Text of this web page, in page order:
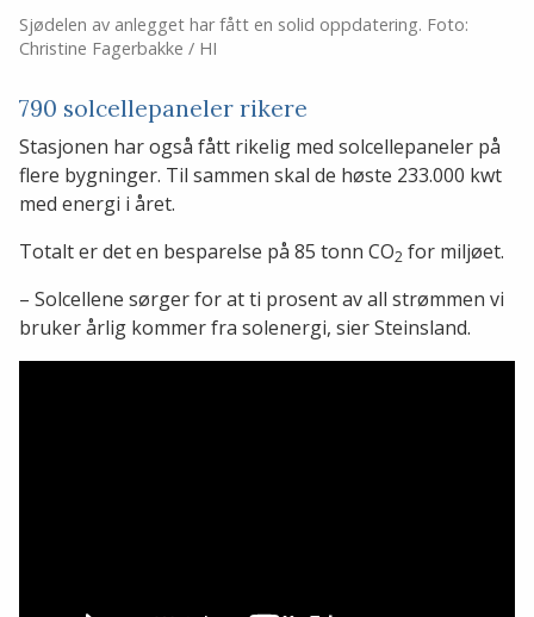
Sjødelen av anlegget har fått en solid oppdatering. Foto:
Christine Fagerbakke / HI
790 solcellepaneler rikere
Stasjonen har også fått rikelig med solcellepaneler på
flere bygninger. Til sammen skal de høste 233.000 kwt
med energi i året.
Totalt er det en besparelse på 85 tonn CO2 for miljøet.
– Solcellene sørger for at ti prosent av all strømmen vi
bruker årlig kommer fra solenergi, sier Steinsland.